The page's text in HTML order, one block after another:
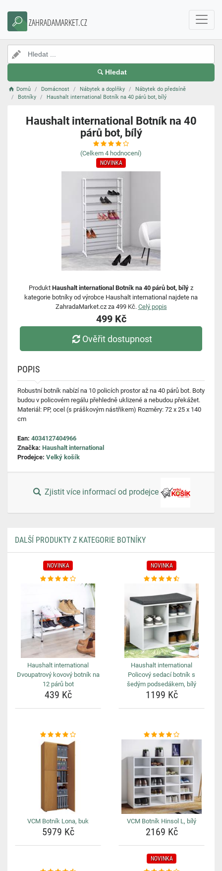
ZAHRADAMARKET.CZ
Hledat
Domů Domácnost Nábytek a doplňky
Nábytek do předsíně
Botníky
Haushalt international Botník na 40 párů bot, bílý
Haushalt international Botník na 40
párů bot, bílý
(Celkem 4 hodnocení)
NOVINKA
Produkt Haushalt international Botník na 40 párů bot, bílý z
kategorie botníky od výrobce Haushalt international najdete na
ZahradaMarket.cz za 499 Kč. Celý popis
499 Kč
Ověřit dostupnost
POPIS
Robustní botník nabízí na 10 policích prostor až na 40 párů bot. Boty
budou v policovém regálu přehledně uklizené a nebudou překážet.
Materiál: PP, ocel (s práškovým nástřikem) Rozměry: 72 x 25 x 140
cm
Ean: 4034127404966
Značka: Haushalt international
Prodejce: Velký košík
Zjistit více informací od prodejce
DALŠÍ PRODUKTY Z KATEGORIE BOTNÍKY
NOVINKA
Haushalt international
Dvoupatrový kovový botník na
12 párů bot
439 Kč
NOVINKA
Haushalt international
Policový sedací botník s
šedým podsedákem, bílý
1199 Kč
VCM Botník Lona, buk
5979 Kč
VCM Botník Hinsol L, bílý
2169 Kč
NOVINKA